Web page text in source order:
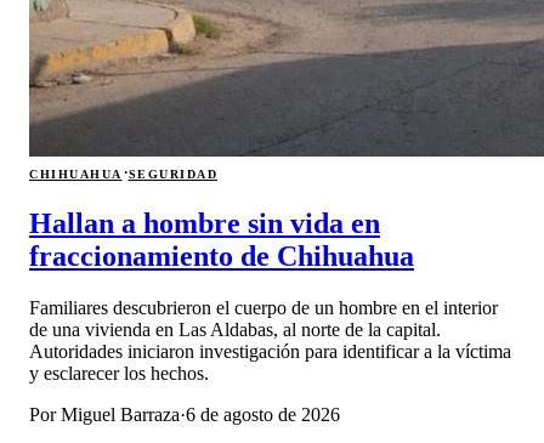
CHIHUAHUA ·SEGURIDAD
Hallan a hombre sin vida en
fraccionamiento de Chihuahua
Familiares descubrieron el cuerpo de un hombre en el interior
de una vivienda en Las Aldabas, al norte de la capital.
Autoridades iniciaron investigación para identificar a la víctima
y esclarecer los hechos.
PorMiguel Barraza·6 de agosto de 2026